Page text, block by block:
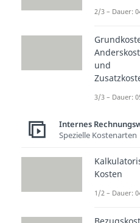
Dauer: 06:21
Dauer: 05:29
Dauer: 04:46
Dauer: 04:45
Dauer: 04:30
Dauer: 03:00
2/3 – Dauer:
und
3/3 – Dauer:
Internes
Spezielle Kostenarten
Kosten
1/2 – Dauer: